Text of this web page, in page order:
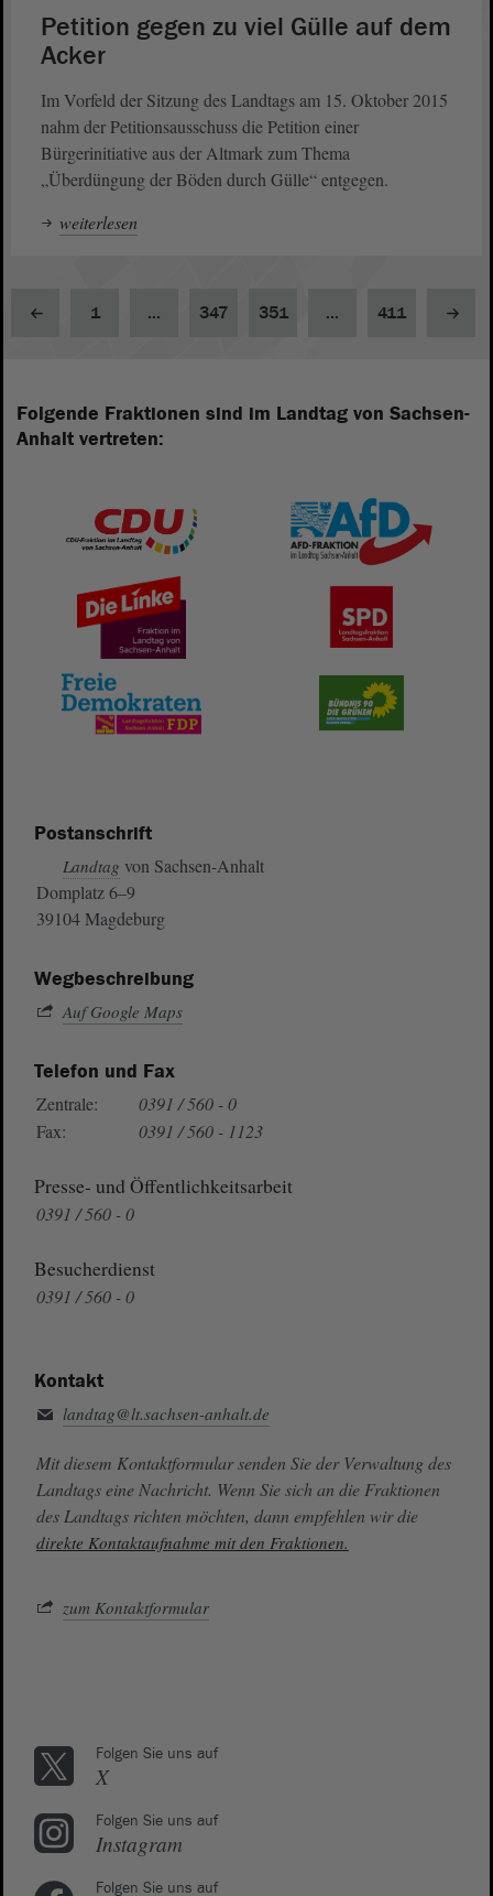
Petition gegen zu viel Gülle auf dem
Acker
Im Vorfeld der Sitzung des Landtags am 15. Oktober 2015
nahm der Petitionsausschuss die Petition einer
Bürgerinitiative aus der Altmark zum Thema
„Überdüngung der Böden durch Gülle“ entgegen.
weiterlesen
1 ... 347 351 ... 411
Folgende Fraktionen sind im Landtag von Sachsen-
Anhalt vertreten:
Postanschrift
Landtag von Sachsen-Anhalt
Domplatz 6–9
39104 Magdeburg
Wegbeschreibung
Auf Google Maps
Telefon und Fax
Zentrale:
0391 / 560 - 0
Fax:
0391 / 560 - 1123
Presse- und Öffentlichkeitsarbeit
0391 / 560 - 0
Besucherdienst
0391 / 560 - 0
Kontakt
landtag@lt.sachsen-anhalt.de
Mit diesem Kontaktformular senden Sie der Verwaltung des
Landtags eine Nachricht. Wenn Sie sich an die Fraktionen
des Landtags richten möchten, dann empfehlen wir die
direkte Kontaktaufnahme mit den Fraktionen.
zum Kontaktformular
Folgen Sie uns auf
X
Folgen Sie uns auf
Instagram
Folgen Sie uns auf